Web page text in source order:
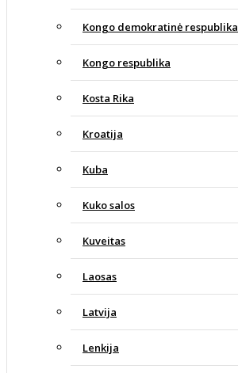
Kongo demokratinė respublika
Kongo respublika
Kosta Rika
Kroatija
Kuba
Kuko salos
Kuveitas
Laosas
Latvija
Lenkija